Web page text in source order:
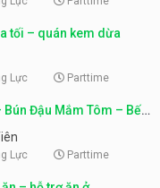
tối – quán kem dừa
Lực Parttime
Đậu Mắm Tôm – Bếp
Lực Parttime